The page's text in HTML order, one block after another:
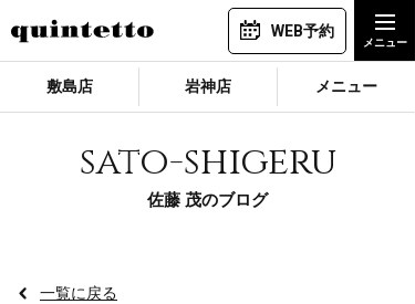
WEB予約
敷島店 岩神店 メニュー
sato-shigeru
佐藤 茂のブログ
一覧に戻る